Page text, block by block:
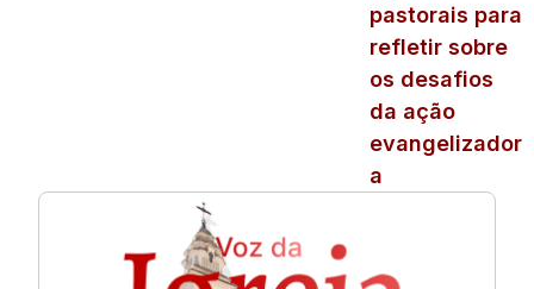
pastorais para
refletir sobre
os desafios
da ação
evangelizador
a